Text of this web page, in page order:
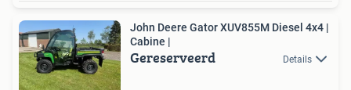
John Deere Gator XUV855M Diesel 4x4 |
Cabine |
Gereserveerd Details